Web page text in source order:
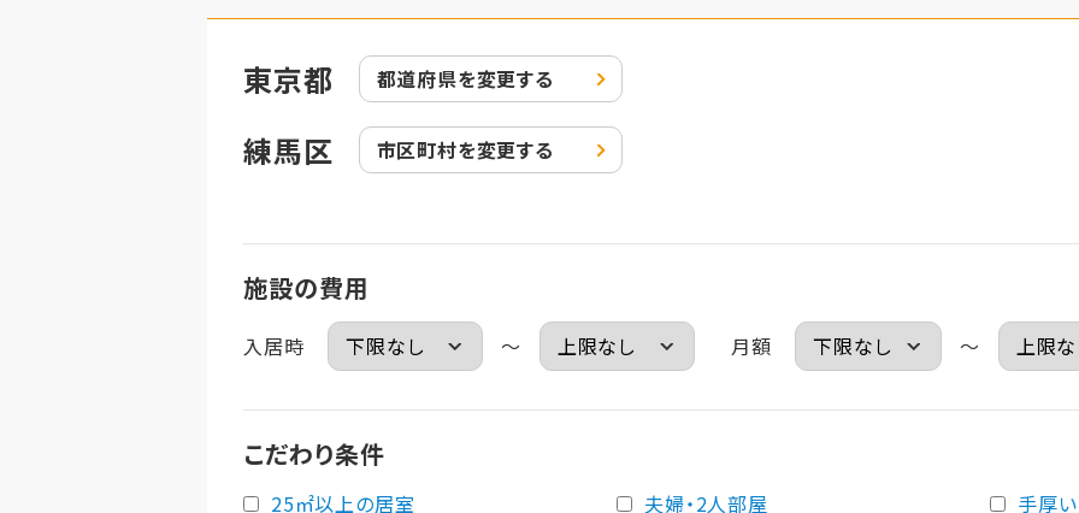
東京都 都道府県を変更する
練馬区 市区町村を変更する
施設の費用
入居時 ～ 月額 ～
こだわり条件
25㎡以上の居室 夫婦・2人部屋
手厚